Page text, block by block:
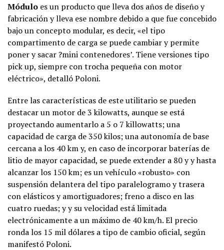
Módulo es un producto que lleva dos años de diseño y
fabricación y lleva ese nombre debido a que fue concebido
bajo un concepto modular, es decir, «el tipo
compartimento de carga se puede cambiar y permite
poner y sacar ?mini contenedores’. Tiene versiones tipo
pick up, siempre con trocha pequeña con motor
eléctrico», detalló Poloni.
Entre las características de este utilitario se pueden
destacar un motor de 3 kilowatts, aunque se está
proyectando aumentarlo a 5 o 7 killowatts; una
capacidad de carga de 350 kilos; una autonomía de base
cercana a los 40 km y, en caso de incorporar baterías de
litio de mayor capacidad, se puede extender a 80 y y hasta
alcanzar los 150 km; es un vehículo «robusto» con
suspensión delantera del tipo paralelogramo y trasera
con elásticos y amortiguadores; freno a disco en las
cuatro ruedas; y y su velocidad está limitada
electrónicamente a un máximo de 40 km/h. El precio
ronda los 15 mil dólares a tipo de cambio oficial, según
manifestó Poloni.